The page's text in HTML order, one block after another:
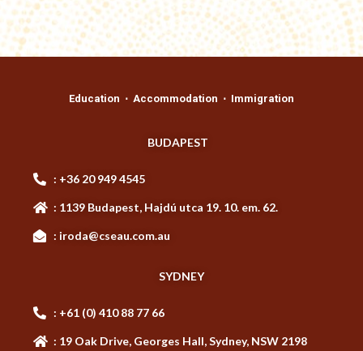
Education ⋅ Accommodation ⋅ Immigration
BUDAPEST
: +36 20 949 4545
: 1139 Budapest, Hajdú utca 19. 10. em. 62.
: iroda@cseau.com.au
SYDNEY
: +61 (0) 410 88 77 66
: 19 Oak Drive, Georges Hall, Sydney, NSW 2198